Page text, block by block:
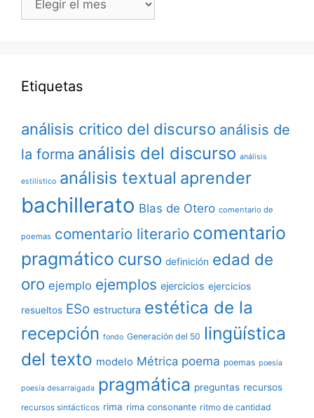
Etiquetas
análisis critico del discurso análisis de
la forma análisis del discurso análisis
estilístico análisis textual aprender
bachillerato Blas de Otero comentario de
poemas comentario literario comentario
pragmático curso definición edad de
oro ejemplo ejemplos ejercicios ejercicios
resueltos ESo estructura estética de la
recepción fondo Generación del 50 lingüística
del texto modelo Métrica poema poemas poesía
poesía desarraigada pragmática preguntas recursos
recursos sintácticos rima rima consonante ritmo de cantidad